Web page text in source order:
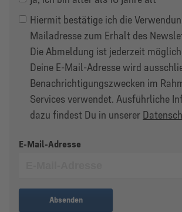
Hiermit bestätige ich die
Mailadresse zum Erhalt des
Die Abmeldung ist jederzeit
Deine E-Mail-Adresse wird
Benachrichtigungs­zwecken im
Services verwendet. Ausführliche
dazu findest Du in unserer
E-Mail-Adresse
Absenden